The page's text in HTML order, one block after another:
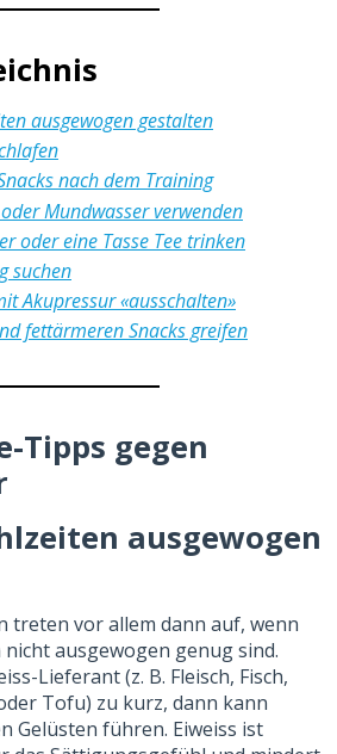
ausgewogen gestalten
nach dem Training
Mundwasser verwenden
oder eine Tasse Tee trinken
suchen
Akupressur «ausschalten»
fettärmeren Snacks greifen
Tipps gegen
ausgewogen
treten vor allem dann auf, wenn
ausgewogen genug sind.
Lieferant (z. B. Fleisch, Fisch,
Tofu) zu kurz, dann kann
Gelüsten führen. Eiweiss ist